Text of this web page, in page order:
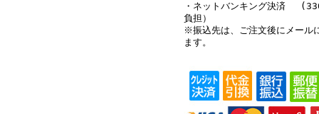
・ネットバンキング決済
負担）
※振込先は、ご注文後にメール
ます。